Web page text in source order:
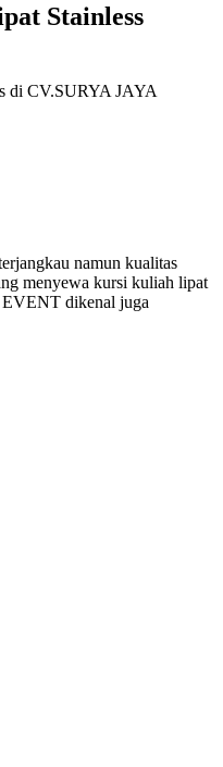
Stainless
di CV.SURYA JAYA
namun kualitas
menyewa kursi kuliah lipat
dikenal juga